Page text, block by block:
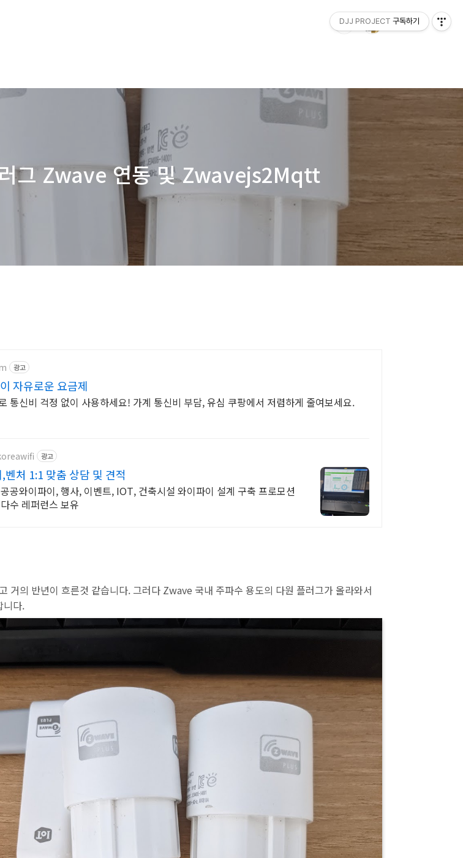
그 Zwave 연동 및 Zwavejs2Mqtt
광고
자유로운 요금제
통신비 걱정 없이 사용하세요! 가계 통신비 부담, 유심 쿠팡에서 저렴하게 줄여보세요.
광고
처 1:1 맞춤 상담 및 견적
공와이파이, 행사, 이벤트, IOT, 건축시설 와이파이 설계 구축 프로모션
수 레퍼런스 보유
거의 반년이 흐른것 같습니다. 그러다 Zwave 국내 주파수 용도의 다원 플러그가 올라와서
니다.
DJJ PROJECT 구독하기